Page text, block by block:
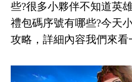
些?很多小夥伴不知道英
禮包碼序號有哪些?今天
攻略，詳細內容我們來看